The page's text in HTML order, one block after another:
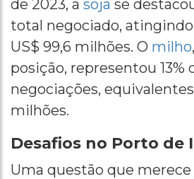
de 2023, a soja se
total negociado,
US$ 99,6 milhões. O milho
posição, representou 13%
negociações, equivalentes
milhões.
Desafios no Porto de
Uma questão que